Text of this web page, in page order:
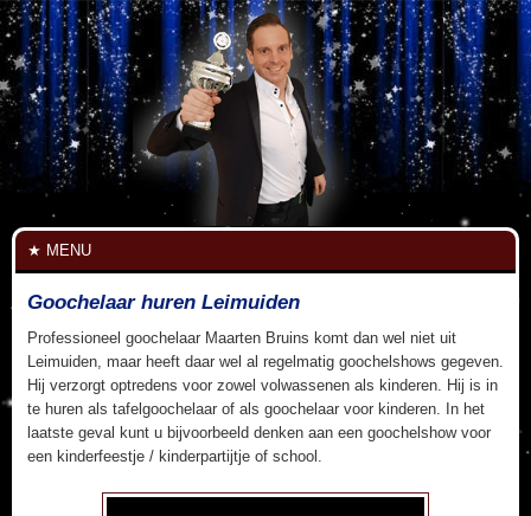
MENU
Goochelaar huren Leimuiden
Professioneel goochelaar Maarten Bruins komt dan wel niet uit
Leimuiden, maar heeft daar wel al regelmatig goochelshows gegeven.
Hij verzorgt optredens voor zowel volwassenen als kinderen. Hij is in
te huren als tafelgoochelaar of als goochelaar voor kinderen. In het
laatste geval kunt u bijvoorbeeld denken aan een goochelshow voor
een kinderfeestje / kinderpartijtje of school.